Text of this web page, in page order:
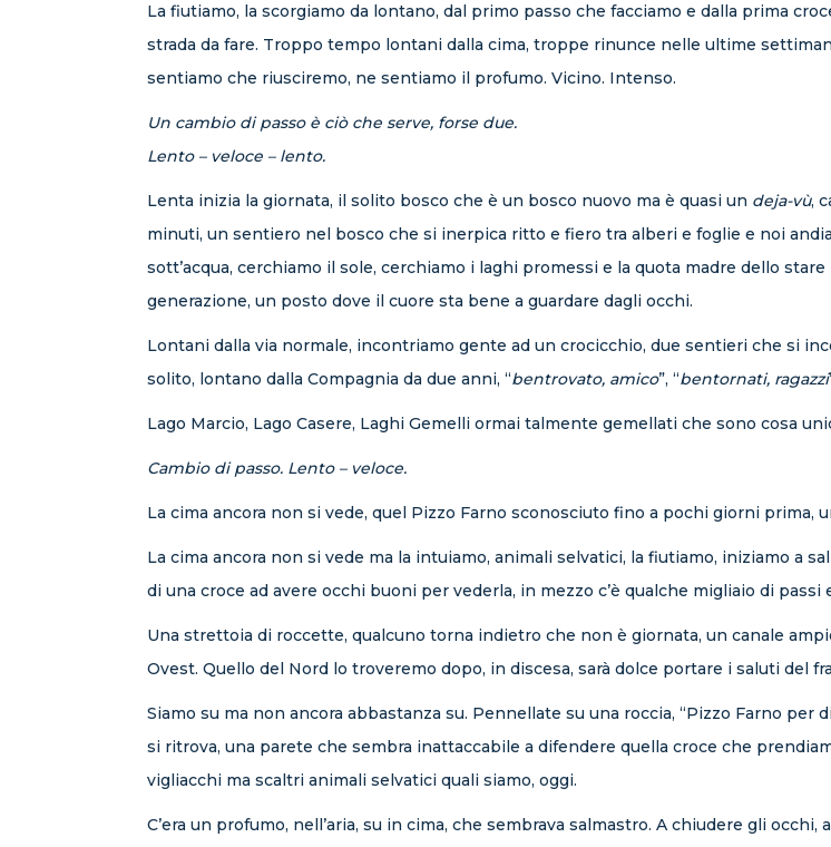
La fiutiamo, la scorgiamo da lontano, dal primo passo che facciamo e dalla prima
strada da fare. Troppo tempo lontani dalla cima, troppe rinunce nelle ultime
sentiamo che riusciremo, ne sentiamo il profumo. Vicino. Intenso.
Un cambio di passo è ciò che serve, forse due.
Lento – veloce – lento.
Lenta inizia la giornata, il solito bosco che è un bosco nuovo ma è quasi un deja-vù,
minuti, un sentiero nel bosco che si inerpica ritto e fiero tra alberi e foglie e noi
sott’acqua, cerchiamo il sole, cerchiamo i laghi promessi e la quota madre dello
generazione, un posto dove il cuore sta bene a guardare dagli occhi.
Lontani dalla via normale, incontriamo gente ad un crocicchio, due sentieri che si
solito, lontano dalla Compagnia da due anni, “bentrovato, amico”, “bentornati, ragazzi
Lago Marcio, Lago Casere, Laghi Gemelli ormai talmente gemellati che sono cosa
Cambio di passo. Lento – veloce.
La cima ancora non si vede, quel Pizzo Farno sconosciuto fino a pochi giorni prima,
La cima ancora non si vede ma la intuiamo, animali selvatici, la fiutiamo, iniziamo a
di una croce ad avere occhi buoni per vederla, in mezzo c’è qualche migliaio di
Una strettoia di roccette, qualcuno torna indietro che non è giornata, un canale
Ovest. Quello del Nord lo troveremo dopo, in discesa, sarà dolce portare i saluti del
Siamo su ma non ancora abbastanza su. Pennellate su una roccia, “Pizzo Farno per
si ritrova, una parete che sembra inattaccabile a difendere quella croce che
vigliacchi ma scaltri animali selvatici quali siamo, oggi.
C’era un profumo, nell’aria, su in cima, che sembrava salmastro. A chiudere gli